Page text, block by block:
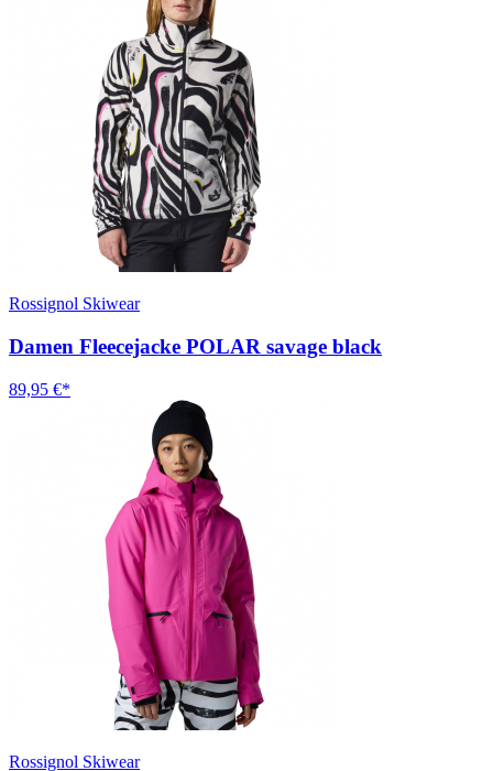
Rossignol Skiwear
Damen Fleecejacke POLAR savage black
89,95 €*
Rossignol Skiwear